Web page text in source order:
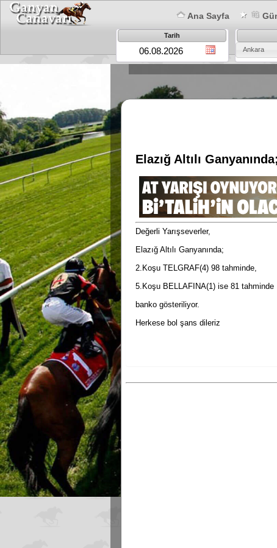
Ana Sayfa
Tarih
Ankara
Elazığ Altılı
Değerli Yarışseverler,
Elazığ Altılı Ganyanında;
2.Koşu TELGRAF(4) 98 tahminde,
5.Koşu BELLAFINA(1) ise 81 tahminde
banko gösteriliyor.
Herkese bol şans dileriz